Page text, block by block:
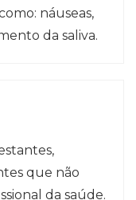
náuseas,
da saliva.
que não
da saúde.